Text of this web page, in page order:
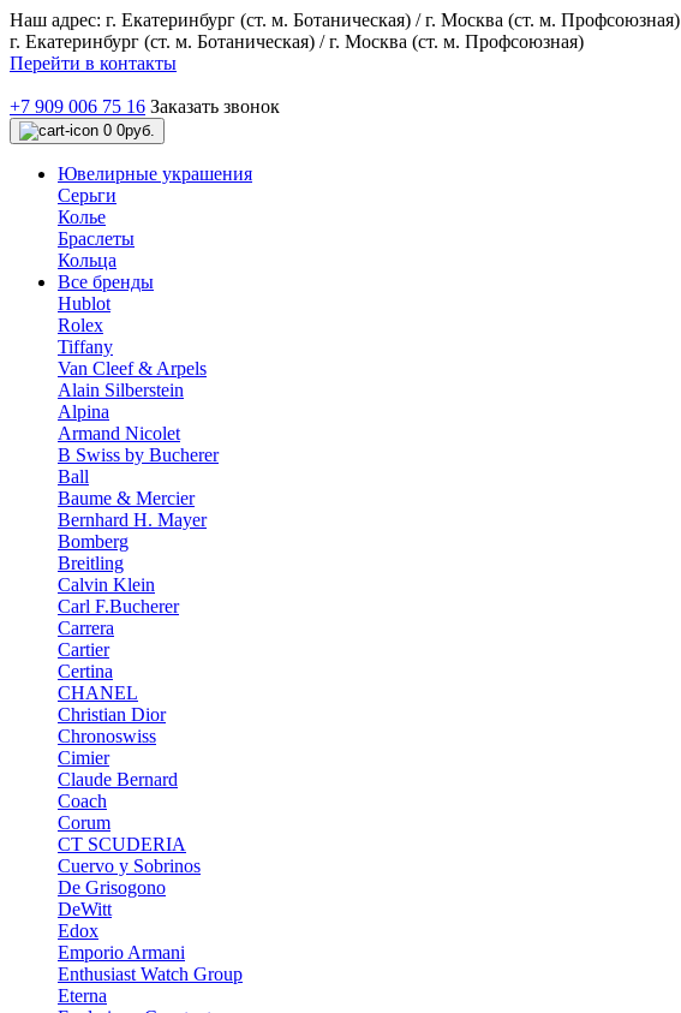
Наш адрес: г. Екатеринбург (ст. м. Ботаническая) / г. Москва (ст. м. Профсоюзная)
г. Екатеринбург (ст. м. Ботаническая) / г. Москва (ст. м. Профсоюзная)
Перейти в контакты
+7 909 006 75 16 Заказать звонок
0 0руб.
Ювелирные украшения
Серьги
Колье
Браслеты
Кольца
Все бренды
Hublot
Rolex
Tiffany
Van Cleef & Arpels
Alain Silberstein
Alpina
Armand Nicolet
B Swiss by Bucherer
Ball
Baume & Mercier
Bernhard H. Mayer
Bomberg
Breitling
Calvin Klein
Carl F.Bucherer
Carrera
Cartier
Certina
CHANEL
Christian Dior
Chronoswiss
Cimier
Claude Bernard
Coach
Corum
CT SCUDERIA
Cuervo y Sobrinos
De Grisogono
DeWitt
Edox
Emporio Armani
Enthusiast Watch Group
Eterna